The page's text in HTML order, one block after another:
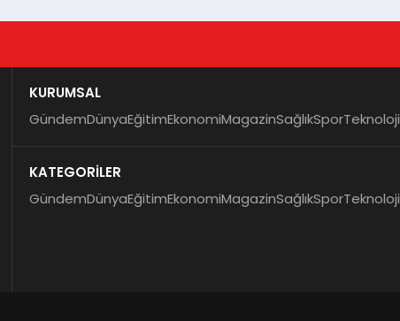
KURUMSAL
GündemDünyaEğitimEkonomiMagazinSağlıkSporTeknoloji
KATEGORİLER
GündemDünyaEğitimEkonomiMagazinSağlıkSporTeknoloji